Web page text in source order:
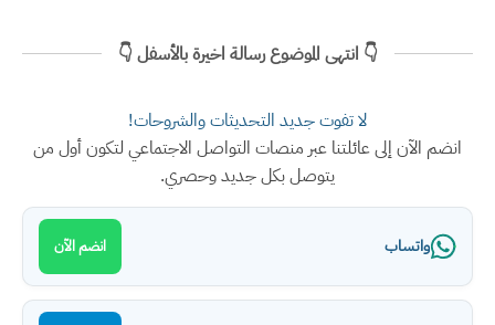
👇 انتهى الموضوع رسالة اخيرة بالأسفل 👇
لا تفوت جديد التحديثات والشروحات!
انضم الآن إلى عائلتنا عبر منصات التواصل الاجتماعي لتكون أول من
يتوصل بكل جديد وحصري.
واتساب انضم الآن